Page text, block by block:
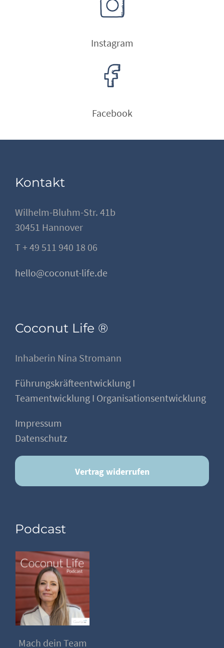
Instagram
Facebook
Kontakt
Wilhelm-Bluhm-Str. 41b
30451 Hannover
T + 49 511 940 18 06
hello@coconut-life.de
Coconut Life ®
Inhaberin Nina Stromann
Führungskräfteentwicklung I
Teamentwicklung I Organisationsentwicklung
Impressum
Datenschutz
Vertrag widerrufen
Podcast
Mach dein Team